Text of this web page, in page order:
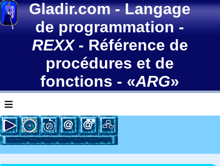
Gladir.com-Langage
de programmation-
REXX- Référence de
procédures et de
fonctions - «ARG»
≡